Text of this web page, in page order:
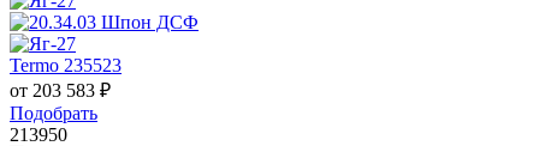
Termo 235523
от 203 583 ₽
Подобрать
213950